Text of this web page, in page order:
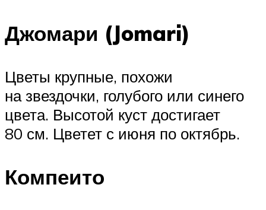
Джомари (Jomari)
Цветы крупные, похожи
на звездочки, голубого или синего
цвета. Высотой куст достигает
80 см. Цветет с июня по октябрь.
Компеито